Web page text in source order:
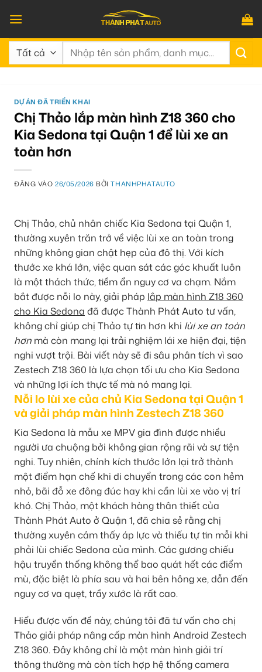
qua
nội
dung
Tìm
DỰ ÁN ĐÃ TRIỂN KHAI
Chị Thảo lắp màn hình Z18 360 cho
Kia Sedona tại Quận 1 để lùi xe an
toàn hơn
ĐĂNG VÀO26/05/2026 BỞITHANHPHATAUTO
Chị Thảo, chủ nhân chiếc Kia Sedona tại Quận 1,
thường xuyên trăn trở về việc lùi xe an toàn trong
những không gian chật hẹp của đô thị. Với kích
thước xe khá lớn, việc quan sát các góc khuất luôn
là một thách thức, tiềm ẩn nguy cơ va chạm. Nắm
bắt được nỗi lo này, giải pháp lắp màn hình Z18 360
cho Kia Sedona đã được Thành Phát Auto tư vấn,
không chỉ giúp chị Thảo tự tin hơn khi lùi xe an toàn
hơn mà còn mang lại trải nghiệm lái xe hiện đại, tiện
nghi vượt trội. Bài viết này sẽ đi sâu phân tích vì sao
Zestech Z18 360 là lựa chọn tối ưu cho Kia Sedona
và những lợi ích thực tế mà nó mang lại.
Nỗi lo lùi xe của chủ Kia Sedona tại Quận 1
và giải pháp màn hình Zestech Z18 360
Kia Sedona là mẫu xe MPV gia đình được nhiều
người ưa chuộng bởi không gian rộng rãi và sự tiện
nghi. Tuy nhiên, chính kích thước lớn lại trở thành
một điểm hạn chế khi di chuyển trong các con hẻm
nhỏ, bãi đỗ xe đông đúc hay khi cần lùi xe vào vị trí
khó. Chị Thảo, một khách hàng thân thiết của
Thành Phát Auto ở Quận 1, đã chia sẻ rằng chị
thường xuyên cảm thấy áp lực và thiếu tự tin mỗi khi
phải lùi chiếc Sedona của mình. Các gương chiếu
hậu truyền thống không thể bao quát hết các điểm
mù, đặc biệt là phía sau và hai bên hông xe, dẫn đến
nguy cơ va quẹt, trầy xước là rất cao.
Hiểu được vấn đề này, chúng tôi đã tư vấn cho chị
Thảo giải pháp nâng cấp màn hình Android Zestech
Z18 360. Đây không chỉ là một màn hình giải trí
thông thường mà còn tích hợp hệ thống camera